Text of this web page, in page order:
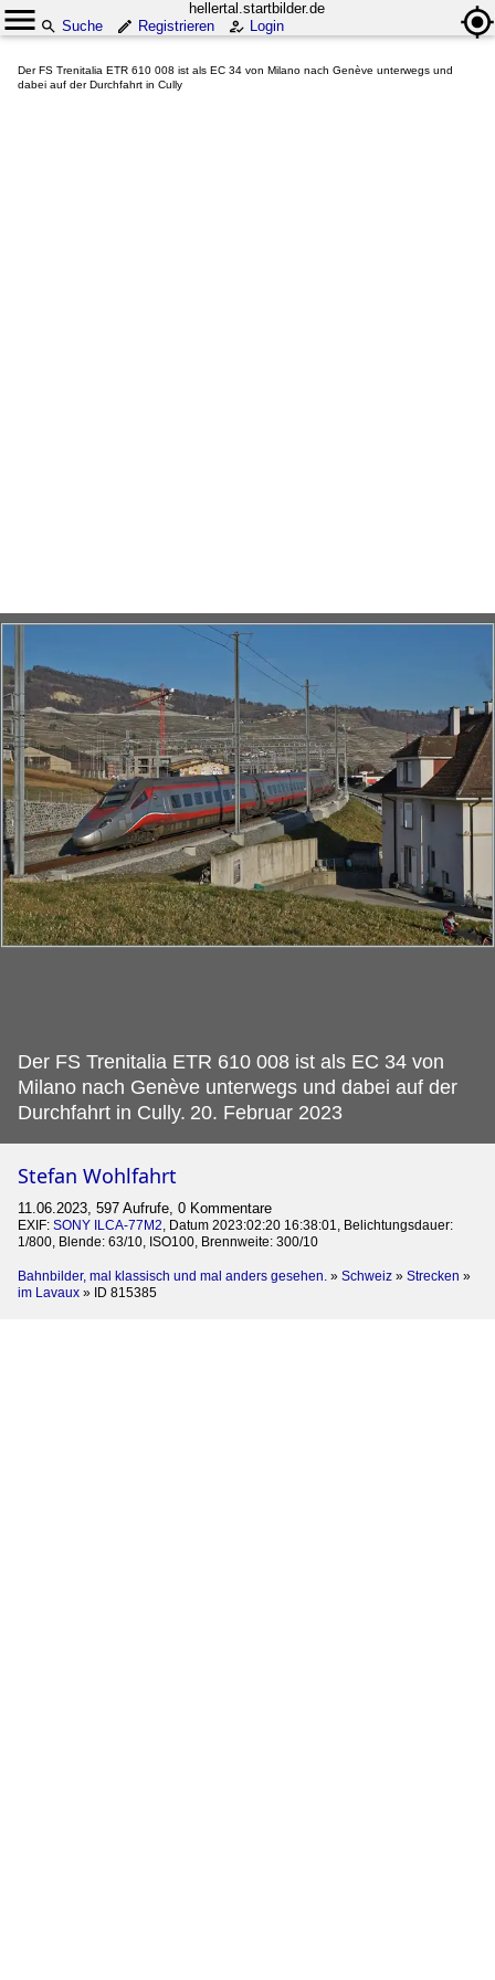
hellertal.startbilder.de
Suche
Registrieren Login
Der FS Trenitalia ETR 610 008 ist als EC 34 von Milano nach Genève unterwegs und
dabei auf der Durchfahrt in Cully
Der FS Trenitalia ETR 610 008 ist als EC 34 von
Milano nach Genève unterwegs und dabei auf der
Durchfahrt in Cully. 20. Februar 2023
Stefan Wohlfahrt
11.06.2023, 597 Aufrufe, 0 Kommentare
EXIF: SONY ILCA-77M2 , Datum 2023:02:20 16:38:01, Belichtungsdauer:
1/800, Blende: 63/10, ISO100, Brennweite: 300/10
Bahnbilder, mal klassisch und mal anders gesehen. » Schweiz » Strecken »
im Lavaux » ID 815385